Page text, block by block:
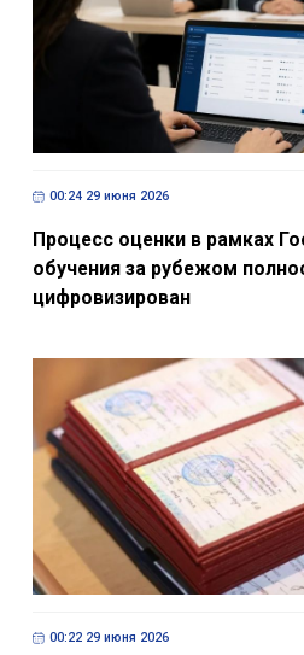
00:24 29 июня 2026
Процесс оценки в рамках
обучения за рубежом
цифровизирован
00:22 29 июня 2026